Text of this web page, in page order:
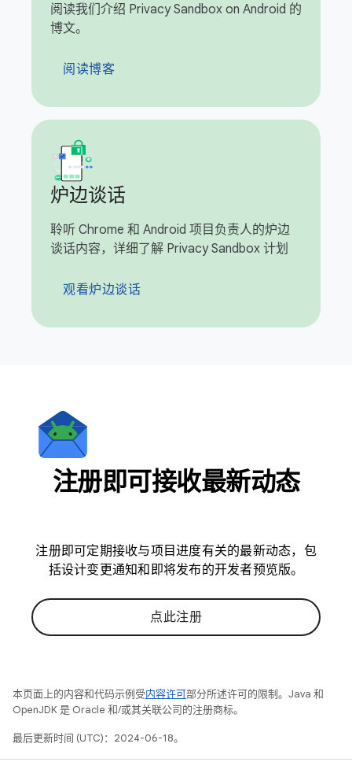
阅读我们介绍 Privacy Sandbox on Android 的
博文。
阅读博客
炉边谈话
聆听 Chrome 和 Android 项目负责人的炉边
谈话内容，详细了解 Privacy Sandbox 计划
观看炉边谈话
注册即可接收最新动态
注册即可定期接收与项目进度有关的最新动态，包
括设计变更通知和即将发布的开发者预览版。
点此注册
本页面上的内容和代码示例受内容许可部分所述许可的限制。Java 和
OpenJDK 是 Oracle 和/或其关联公司的注册商标。
最后更新时间 (UTC)：2024-06-18。